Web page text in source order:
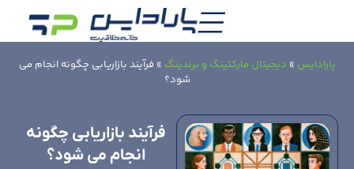
پارادایس » دیجیتال مارکتینگ و برندینگ » فرآیند بازاریابی چگونه انجام می
شود؟
فرآیند بازاریابی چگونه
انجام می شود؟